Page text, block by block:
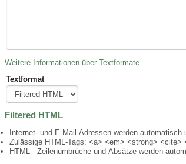
Weitere Informationen über Textformate
Textformat
Filtered HTML
Internet- und E-Mail-Adressen werden automatisch
Zulässige HTML-Tags: <a> <em> <strong>
HTML - Zeilenumbrüche und Absätze werden